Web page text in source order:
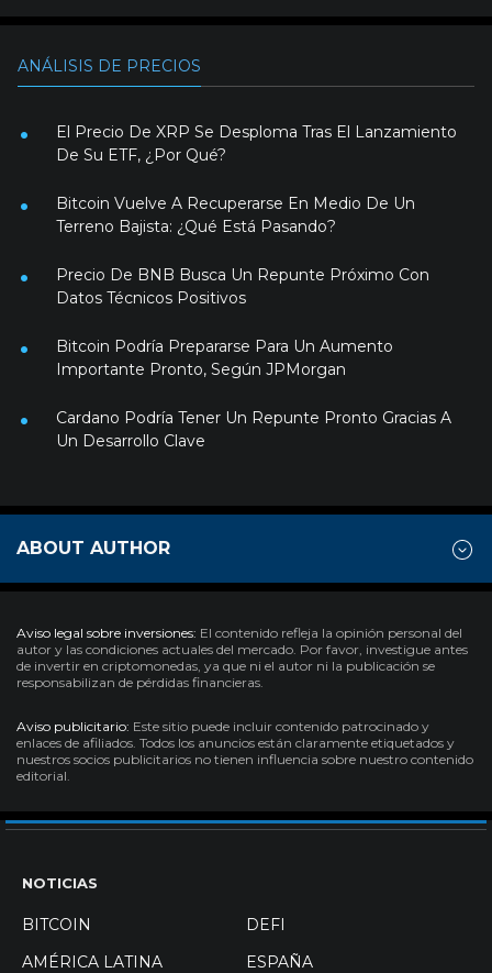
ANÁLISIS DE PRECIOS
El Precio De XRP Se Desploma Tras El Lanzamiento
De Su ETF, ¿Por Qué?
Bitcoin Vuelve A Recuperarse En Medio De Un
Terreno Bajista: ¿Qué Está Pasando?
Precio De BNB Busca Un Repunte Próximo Con
Datos Técnicos Positivos
Bitcoin Podría Prepararse Para Un Aumento
Importante Pronto, Según JPMorgan
Cardano Podría Tener Un Repunte Pronto Gracias A
Un Desarrollo Clave
ABOUT AUTHOR
Aviso legal sobre inversiones: El contenido refleja la opinión personal del
autor y las condiciones actuales del mercado. Por favor, investigue antes
de invertir en criptomonedas, ya que ni el autor ni la publicación se
responsabilizan de pérdidas financieras.
Aviso publicitario: Este sitio puede incluir contenido patrocinado y
enlaces de afiliados. Todos los anuncios están claramente etiquetados y
nuestros socios publicitarios no tienen influencia sobre nuestro contenido
editorial.
NOTICIAS
BITCOIN
DEFI
AMÉRICA LATINA
ESPAÑA